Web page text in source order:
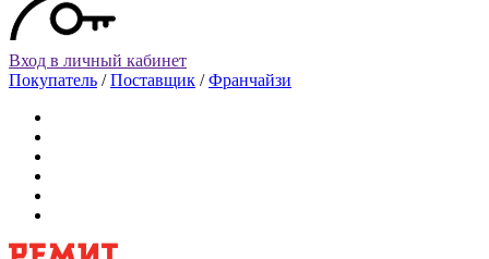
Вход в личный кабинет
Покупатель /Поставщик /Франчайзи